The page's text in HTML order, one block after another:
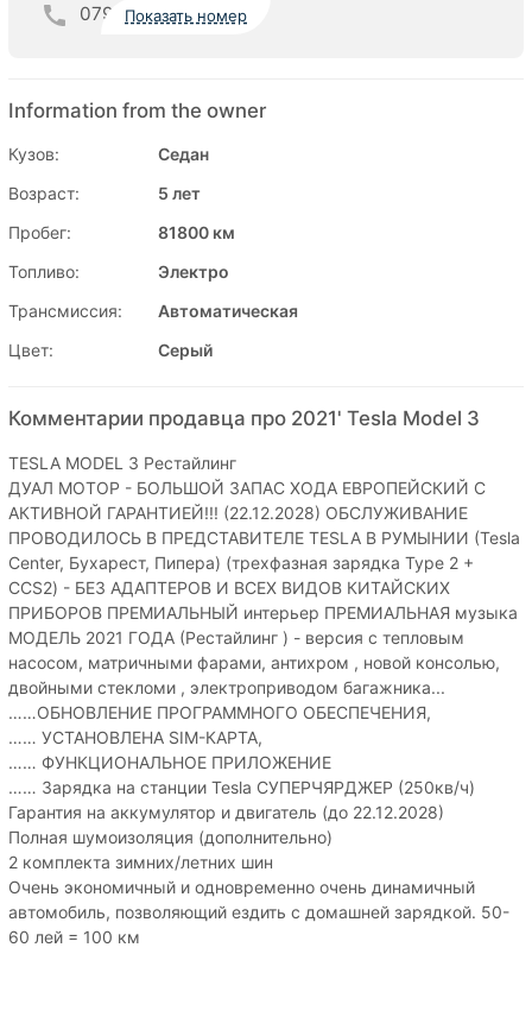
079 Показать номер
Information from the owner
Кузов:
Седан
Возраст:
5 лет
Пробег:
81800 км
Топливо:
Электро
Трансмиссия:
Автоматическая
Цвет:
Серый
Комментарии продавца про 2021' Tesla Model 3
TESLA MODEL 3 Рестайлинг
ДУАЛ МОТОР - БОЛЬШОЙ ЗАПАС ХОДА ЕВРОПЕЙСКИЙ С
АКТИВНОЙ ГАРАНТИЕЙ!!! (22.12.2028) ОБСЛУЖИВАНИЕ
ПРОВОДИЛОСЬ В ПРЕДСТАВИТЕЛЕ TESLA В РУМЫНИИ (Tesla
Center, Бухарест, Пипера) (трехфазная зарядка Type 2 +
CCS2) - БЕЗ АДАПТЕРОВ И ВСЕХ ВИДОВ КИТАЙСКИХ
ПРИБОРОВ ПРЕМИАЛЬНЫЙ интерьер ПРЕМИАЛЬНАЯ музыка
МОДЕЛЬ 2021 ГОДА (Рестайлинг ) - версия с тепловым
насосом, матричными фарами, антихром , новой консолью,
двойными стекломи , электроприводом багажника...
……ОБНОВЛЕНИЕ ПРОГРАММНОГО ОБЕСПЕЧЕНИЯ,
…… УСТАНОВЛЕНА SIM-КАРТА,
…… ФУНКЦИОНАЛЬНОЕ ПРИЛОЖЕНИЕ
…… Зарядка на станции Tesla СУПЕРЧЯРДЖЕР (250кв/ч)
Гарантия на аккумулятор и двигатель (до 22.12.2028)
Полная шумоизоляция (дополнительно)
2 комплекта зимних/летних шин
Очень экономичный и одновременно очень динамичный
автомобиль, позволяющий ездить с домашней зарядкой. 50-
60 лей = 100 км